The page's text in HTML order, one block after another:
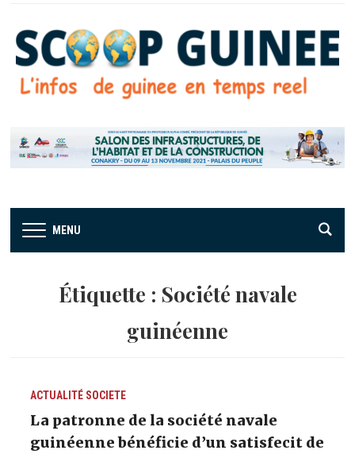
MENU
Étiquette : Société navale
guinéenne
ACTUALITÉ SOCIETE
La patronne de la société navale
guinéenne bénéficie d’un satisfecit de